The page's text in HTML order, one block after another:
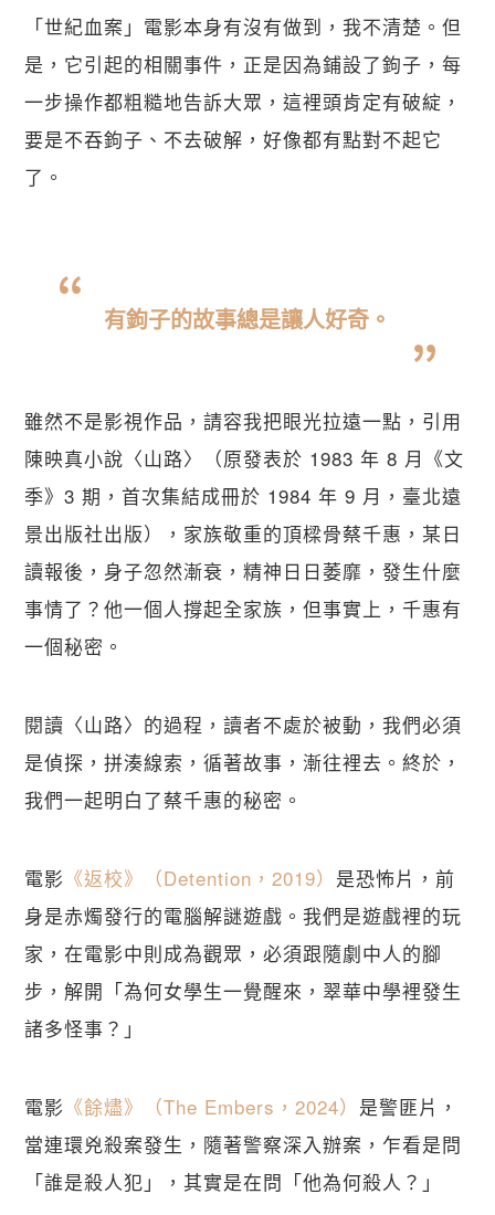
「世紀血案」電影本身有沒有做到，我不清楚。但
是，它引起的相關事件，正是因為鋪設了鉤子，每
一步操作都粗糙地告訴大眾，這裡頭肯定有破綻，
要是不吞鉤子、不去破解，好像都有點對不起它
了。
有鉤子的故事總是讓人好奇。
雖然不是影視作品，請容我把眼光拉遠一點，引用
陳映真小說〈山路〉（原發表於 1983 年 8 月《文
季》3 期，首次集結成冊於 1984 年 9 月，臺北遠
景出版社出版），家族敬重的頂樑骨蔡千惠，某日
讀報後，身子忽然漸衰，精神日日萎靡，發生什麼
事情了？他一個人撐起全家族，但事實上，千惠有
一個秘密。
閱讀〈山路〉的過程，讀者不處於被動，我們必須
是偵探，拼湊線索，循著故事，漸往裡去。終於，
我們一起明白了蔡千惠的秘密。
電影 《返校》（Detention，2019） 是恐怖片，前
身是赤燭發行的電腦解謎遊戲。我們是遊戲裡的玩
家，在電影中則成為觀眾，必須跟隨劇中人的腳
步，解開「為何女學生一覺醒來，翠華中學裡發生
諸多怪事？」
電影 《餘燼》（The Embers，2024） 是警匪片，
當連環兇殺案發生，隨著警察深入辦案，乍看是問
「誰是殺人犯」，其實是在問「他為何殺人？」